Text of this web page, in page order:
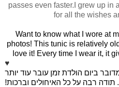
passes even faster.I grew up in
for all the wishes
Want to know what I wore at
photos! This tunic is relatively
love it! Every time I wear it, it
♥
ביום הולדת זמן עובר עוד יותר
רבה על כל האיחולים וברכות!